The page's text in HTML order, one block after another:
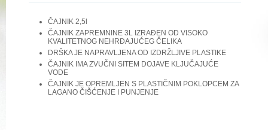
ČAJNIK 2,5l
ČAJNIK ZAPREMNINE 3L IZRAĐEN OD VISOKO
KVALITETNOG NEHRĐAJUĆEG ČELIKA
DRŠKA JE NAPRAVLJENA OD IZDRŽLJIVE PLASTIKE
ČAJNIK IMA ZVUČNI SITEM DOJAVE KLJUČAJUĆE
VODE
ČAJNIK JE OPREMLJEN S PLASTIČNIM POKLOPCEM ZA
LAGANO ČIŠĆENJE I PUNJENJE